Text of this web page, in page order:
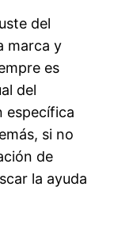
del
marca y
es
del
específica
si no
de
la ayuda